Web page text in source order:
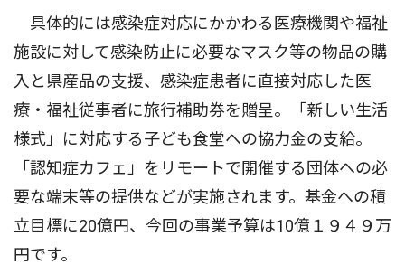
具体的には感染症対応にかかわる医療機関や福祉
施設に対して感染防止に必要なマスク等の物品の購
入と県産品の支援、感染症患者に直接対応した医
療・福祉従事者に旅行補助券を贈呈。「新しい生活
様式」に対応する子ども食堂への協力金の支給。
「認知症カフェ」をリモートで開催する団体への必
要な端末等の提供などが実施されます。基金への積
立目標に20億円、今回の事業予算は10億１９４９万
円です。